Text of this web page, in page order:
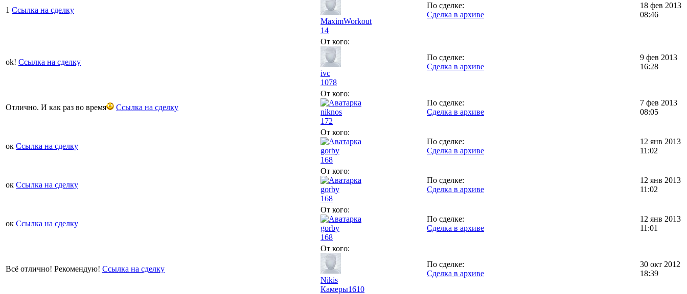
1 Ссылка на сделку
MaximWorkout
14
По сделке:
Сделка в архиве
18 фев 2013
08:46
ok! Ссылка на сделку
От кого:
ivc
1078
По сделке:
Сделка в архиве
9 фев 2013
16:28
Отлично. И как раз во время Ссылка на сделку
От кого:
niknos
172
По сделке:
Сделка в архиве
7 фев 2013
08:05
ок Ссылка на сделку
От кого:
gorby
168
По сделке:
Сделка в архиве
12 янв 2013
11:02
ок Ссылка на сделку
От кого:
gorby
168
По сделке:
Сделка в архиве
12 янв 2013
11:02
ок Ссылка на сделку
От кого:
gorby
168
По сделке:
Сделка в архиве
12 янв 2013
11:01
Всё отлично! Рекомендую! Ссылка на сделку
От кого:
Nikis
Камеры1610
По сделке:
Сделка в архиве
30 окт 2012
18:39